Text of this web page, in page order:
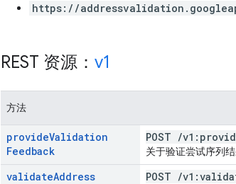
https://
REST 资源： v1
方法
provideValidation
Feedback
POST /
关于验证尝试序列结
validateAddress POST /